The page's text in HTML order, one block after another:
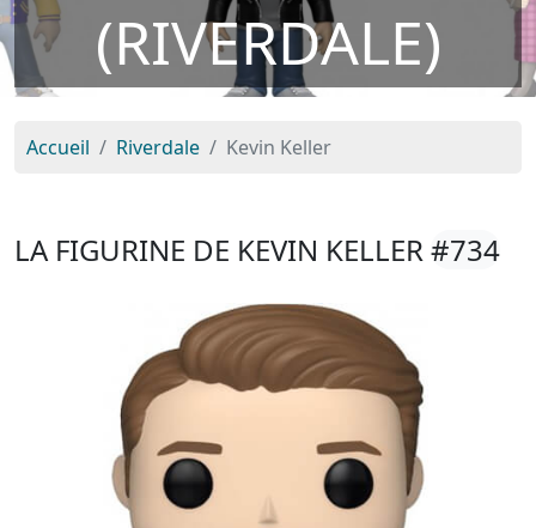
(RIVERDALE)
Accueil Riverdale Kevin Keller
LA FIGURINE DE KEVIN KELLER#734